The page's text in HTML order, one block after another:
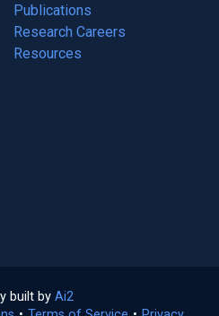
Publications
(opens
in
a
Research Careers
(opens
in
Resources
(opens
built by Ai2